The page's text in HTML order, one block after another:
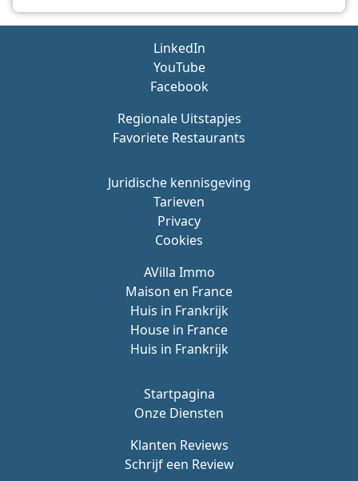
Juridische kennisgeving
Tarieven
Privacy
Cookies
AVilla Immo
Maison en France
Huis in Frankrijk
House in France
Huis in Frankrijk
Startpagina
Onze Diensten
Klanten Reviews
Schrijf een Review
LinkedIn
YouTube
Facebook
Regionale Uitstapjes
Favoriete Restaurants